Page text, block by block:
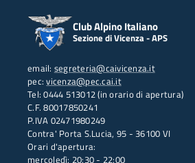
Club Alpino Italiano
Sezione di Vicenza - APS
email: segreteria@caivicenza.it
pec:vicenza@pec.cai.it
Tel: 0444 513012 (in orario di apertura)
C.F. 80017850241
P.IVA 02471980249
Contra' Porta S.Lucia, 95 - 36100 VI
Orari d'apertura:
mercoledì: 20:30 - 22:00